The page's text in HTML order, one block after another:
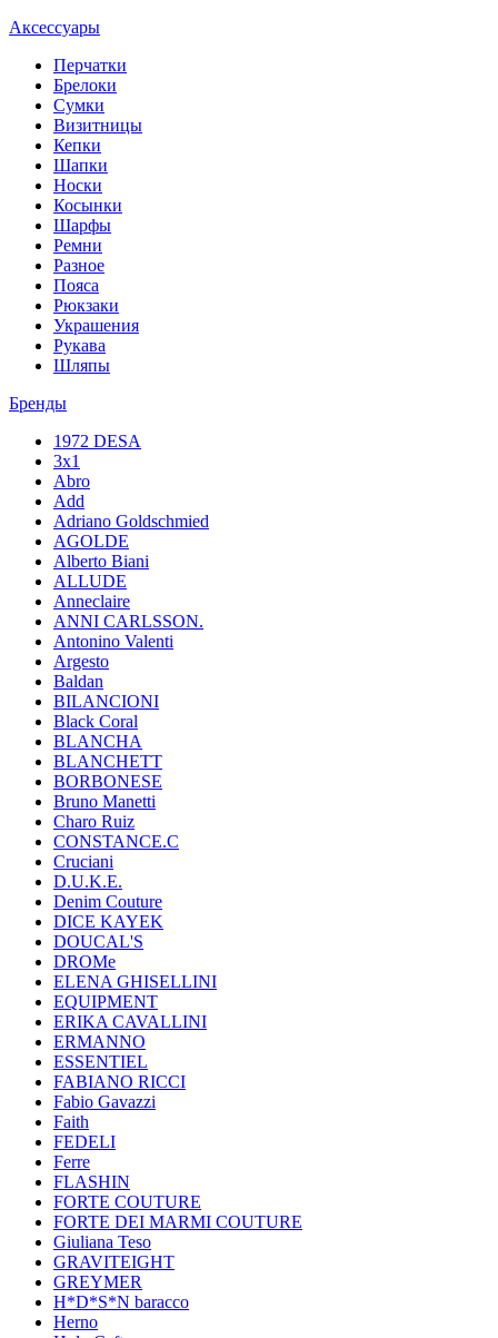
Аксессуары
Перчатки
Брелоки
Сумки
Визитницы
Кепки
Шапки
Носки
Косынки
Шарфы
Ремни
Разное
Пояса
Рюкзаки
Украшения
Рукава
Шляпы
Бренды
1972 DESA
3x1
Abro
Add
Adriano Goldschmied
AGOLDE
Alberto Biani
ALLUDE
Anneclaire
ANNI CARLSSON.
Antonino Valenti
Argesto
Baldan
BILANCIONI
Black Coral
BLANCHA
BLANCHETT
BORBONESE
Bruno Manetti
Charo Ruiz
CONSTANCE.C
Cruciani
D.U.K.E.
Denim Couture
DICE KAYEK
DOUCAL'S
DROMe
ELENA GHISELLINI
EQUIPMENT
ERIKA CAVALLINI
ERMANNO
ESSENTIEL
FABIANO RICCI
Fabio Gavazzi
Faith
FEDELI
Ferre
FLASHIN
FORTE COUTURE
FORTE DEI MARMI COUTURE
Giuliana Teso
GRAVITEIGHT
GREYMER
H*D*S*N baracco
Herno